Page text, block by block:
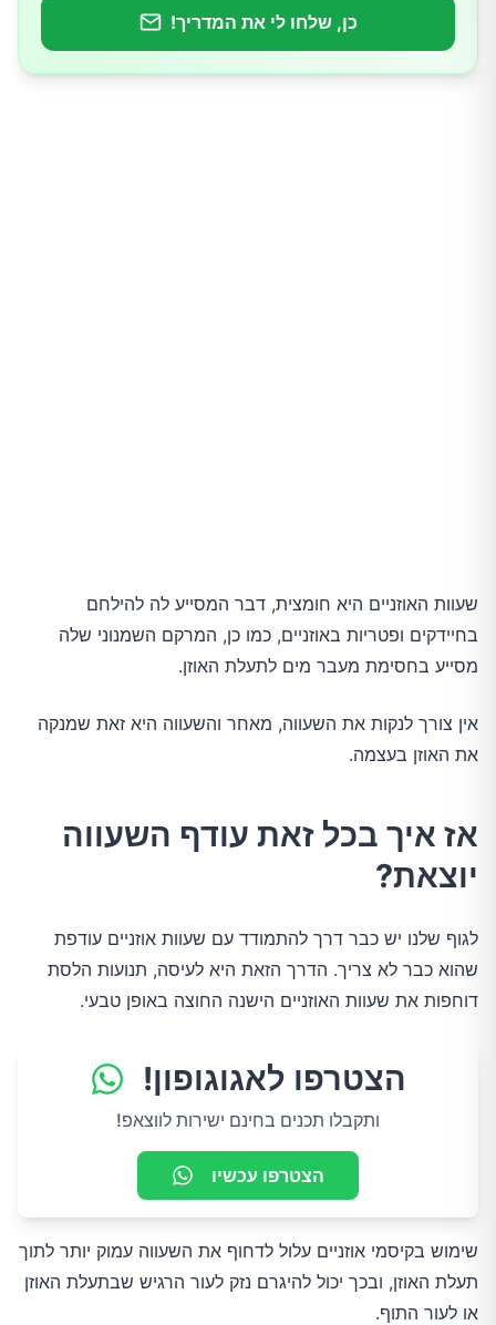
כן, שלחו לי את המדריך!
שעוות האוזניים היא חומצית, דבר המסייע לה להילחם
בחיידקים ופטריות באוזניים, כמו כן, המרקם השמנוני שלה
מסייע בחסימת מעבר מים לתעלת האוזן.
אין צורך לנקות את השעווה, מאחר והשעווה היא זאת שמנקה
את האוזן בעצמה.
אז איך בכל זאת עודף השעווה
יוצאת?
לגוף שלנו יש כבר דרך להתמודד עם שעוות אוזניים עודפת
שהוא כבר לא צריך. הדרך הזאת היא לעיסה, תנועות הלסת
דוחפות את שעוות האוזניים הישנה החוצה באופן טבעי.
הצטרפו לאגוגופון!
ותקבלו תכנים בחינם ישירות לווצאפ!
הצטרפו עכשיו
שימוש בקיסמי אוזניים עלול לדחוף את השעווה עמוק יותר לתוך
תעלת האוזן, ובכך יכול להיגרם נזק לעור הרגיש שבתעלת האוזן
או לעור התוף.